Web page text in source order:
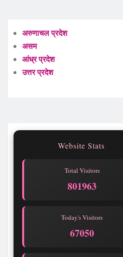
अरुणाचल प्रदेश
असम
आंध्र प्रदेश
उत्तर प्रदेश
Website Stats
Total Visitors
801965
Today's Visitors
67052